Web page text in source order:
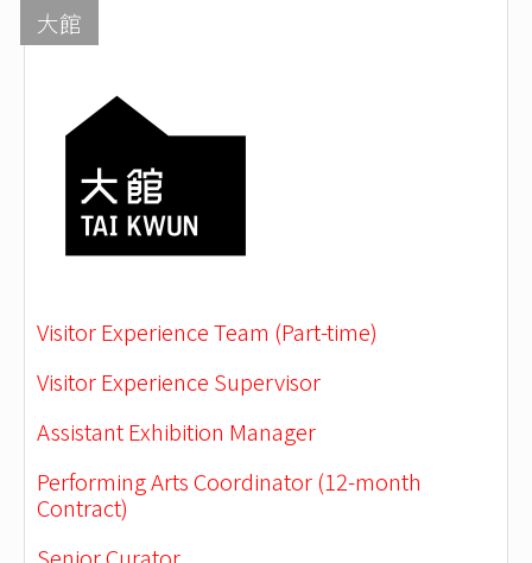
大館
Visitor Experience Team (Part-time)
Visitor Experience Supervisor
Assistant Exhibition Manager
Performing Arts Coordinator (12-month
Contract)